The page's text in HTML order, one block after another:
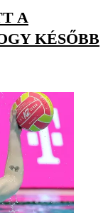
A
KÉSŐBB